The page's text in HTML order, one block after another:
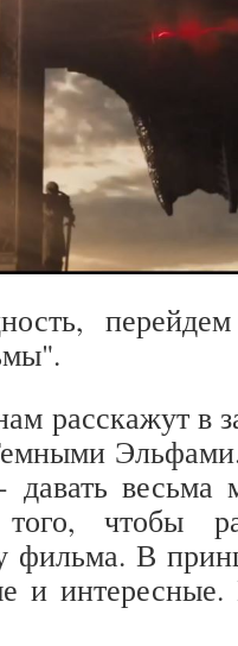
расскажут в
давать
чтобы
фильма. В
и